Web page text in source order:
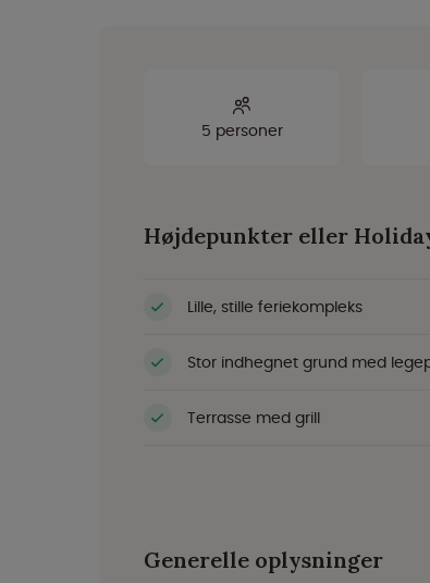
5 personer
Højdepunkter eller
Lille, stille feriekompleks
Stor indhegnet grund med
Terrasse med grill
Generelle oplysninger